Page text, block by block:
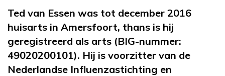
Ted van Essen was tot december 2016
huisarts in Amersfoort, thans is hij
geregistreerd als arts (BIG-nummer:
49020200101). Hij is voorzitter van de
Nederlandse Influenzastichting en